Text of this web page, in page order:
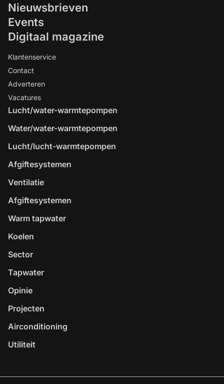
Nieuwsbrieven
Events
Digitaal magazine
Klantenservice
Contact
Adverteren
Vacatures
Lucht/water-warmtepompen
Water/water-warmtepompen
Lucht/lucht-warmtepompen
Afgiftesystemen
Ventilatie
Afgiftesystemen
Warm tapwater
Koelen
Sector
Tapwater
Opinie
Projecten
Airconditioning
Utiliteit